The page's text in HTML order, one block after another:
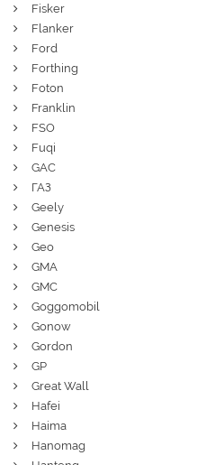
Fisker
Flanker
Ford
Forthing
Foton
Franklin
FSO
Fuqi
GAC
ГАЗ
Geely
Genesis
Geo
GMA
GMC
Goggomobil
Gonow
Gordon
GP
Great Wall
Hafei
Haima
Hanomag